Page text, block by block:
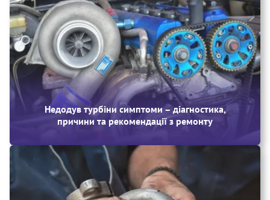
Недодув турбіни симптоми – діагностика,
причини та рекомендації з ремонту